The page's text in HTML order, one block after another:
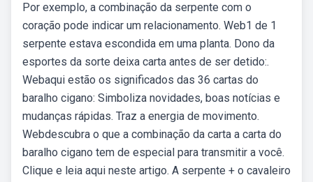
Por exemplo, a combinação da serpente com o
coração pode indicar um relacionamento. Web1 de 1
serpente estava escondida em uma planta. Dono da
esportes da sorte deixa carta antes de ser detido:.
Webaqui estão os significados das 36 cartas do
baralho cigano: Simboliza novidades, boas notícias e
mudanças rápidas. Traz a energia de movimento.
Webdescubra o que a combinação da carta a carta do
baralho cigano tem de especial para transmitir a você.
Clique e leia aqui neste artigo. A serpente + o cavaleiro